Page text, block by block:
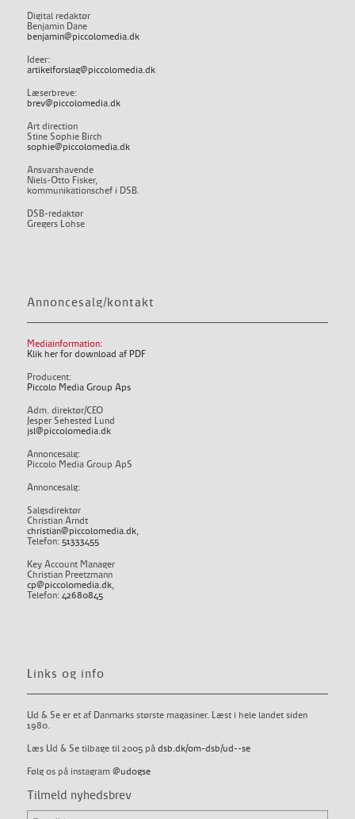
Digital redaktør
Benjamin Dane
benjamin@piccolomedia.dk
Ideer:
artikelforslag@piccolomedia.dk
Læserbreve:
brev@piccolomedia.dk
Art direction
Stine Sophie Birch
sophie@piccolomedia.dk
Ansvarshavende
Niels-Otto Fisker,
kommunikationschef i DSB.
DSB-redaktør
Gregers Lohse
Annoncesalg/kontakt
Mediainformation:
Klik her for download af PDF
Producent:
Piccolo Media Group Aps
Adm. direktør/CEO
Jesper Sehested Lund
jsl@piccolomedia.dk
Annoncesalg:
Piccolo Media Group ApS
Annoncesalg:
Salgsdirektør
Christian Arndt
christian@piccolomedia.dk,
Telefon: 51333455
Key Account Manager
Christian Preetzmann
cp@piccolomedia.dk,
Telefon: 42680845
Links og info
Ud & Se er et af Danmarks største magasiner. Læst i hele landet siden
1980.
Læs Ud & Se tilbage til 2005 på dsb.dk/om-dsb/ud--se
Følg os på instagram @udogse
Tilmeld nyhedsbrev